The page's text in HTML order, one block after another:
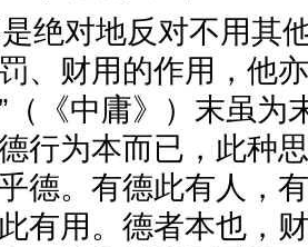
绝对地反对不用其
、财用的作用，他
（《中庸》）末虽为
行为本而已，此种
德。有德此有人，
有用。德者本也，